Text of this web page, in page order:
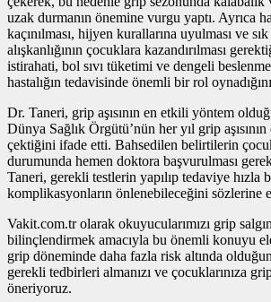
uzak durmanın önemine vurgu yaptı. Ayrıca
kaçınılması, hijyen kurallarına uyulması ve sık
alışkanlığının çocuklara kazandırılması
istirahati, bol sıvı tüketimi ve dengeli
hastalığın tedavisinde önemli bir rol
Dr. Taneri, grip aşısının en etkili yöntem
Dünya Sağlık Örgütü’nün her yıl grip
çektiğini ifade etti. Bahsedilen belirtilerin
durumunda hemen doktora başvurulması
Taneri, gerekli testlerin yapılıp tedaviye hızla
komplikasyonların önlenebileceğini sözlerine
Vakit.com.tr olarak okuyucularımızı grip
bilinçlendirmek amacıyla bu önemli konuyu
grip döneminde daha fazla risk altında
gerekli tedbirleri almanızı ve çocuklarınıza grip
öneriyoruz.